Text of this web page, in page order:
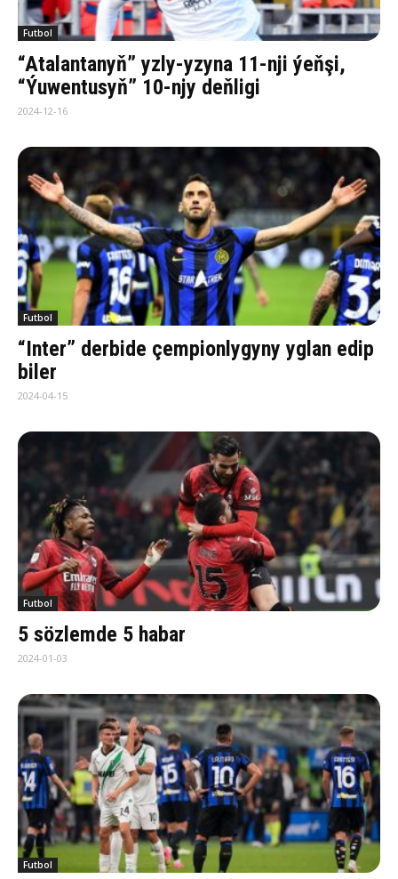
Futbol
“Atalantanyň” yzly-yzyna 11-nji ýeňşi,
“Ýuwentusyň” 10-njy deňligi
2024-12-16
Futbol
“Inter” derbide çempionlygyny yglan edip
biler
2024-04-15
Futbol
5 sözlemde 5 habar
2024-01-03
Futbol